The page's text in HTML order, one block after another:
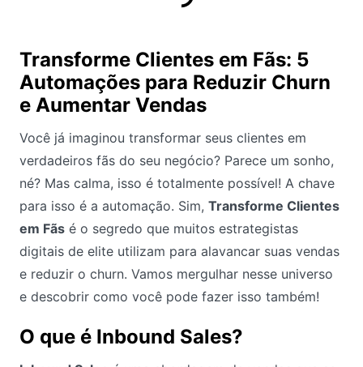
Transforme Clientes em Fãs: 5
Automações para Reduzir Churn
e Aumentar Vendas
Você já imaginou transformar seus clientes em
verdadeiros fãs do seu negócio? Parece um sonho,
né? Mas calma, isso é totalmente possível! A chave
para isso é a automação. Sim, Transforme Clientes
em Fãs é o segredo que muitos estrategistas
digitais de elite utilizam para alavancar suas vendas
e reduzir o churn. Vamos mergulhar nesse universo
e descobrir como você pode fazer isso também!
O que é Inbound Sales?